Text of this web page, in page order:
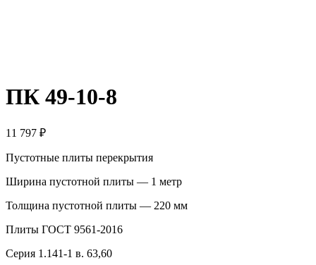
ПК 49-10-8
11 797 ₽
Пустотные плиты перекрытия
Ширина пустотной плиты — 1 метр
Толщина пустотной плиты — 220 мм
Плиты ГОСТ 9561-2016
Серия 1.141-1 в. 63,60